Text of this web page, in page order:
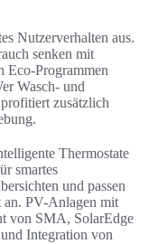
Nutzerverhalten aus.
senken mit
Eco-Programmen
Wasch- und
zusätzlich
Thermostate
smartes
und passen
an. PV-Anlagen mit
von SMA, SolarEdge
Integration von